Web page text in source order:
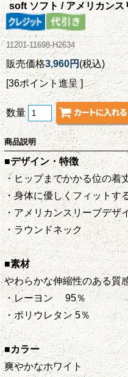
soft ソフト / アメリカン
11201-11698-H2634
販売価格3,960円(税込)
[36ポイント進呈 ]
数量
商品説明
■デザイン・特徴
・ヒップまでかかる位の着
・身体に優しくフィットす
・アメリカンスリーブデザ
・ラウンドネック
■素材
やわらかな伸縮性のある質
・レーヨン 95％
・ポリウレタン 5％
■カラー
爽やかなホワイト